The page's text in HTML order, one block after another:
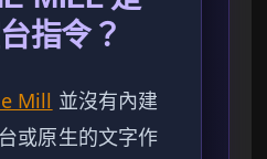
指令？
Mill 並沒有內建
或原生的文字作